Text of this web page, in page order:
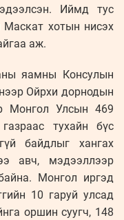
Иймд тус
хотын нисэх
аж.
яамны Консулын
Ойрхи дорнодын
Монгол Улсын 469
тухайн бүс
байдлыг хангах
авч, мэдээллээр
Монгол иргэд
10 гаруй улсад
оршин суугч, 148